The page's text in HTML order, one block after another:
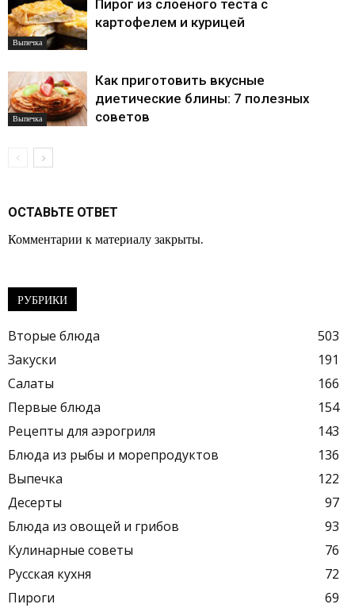
Выпечка
Пирог из слоеного теста с
картофелем и курицей
Выпечка
Как приготовить вкусные
диетические блины: 7 полезных
советов
ОСТАВЬТЕ ОТВЕТ
Комментарии к материалу закрыты.
РУБРИКИ
Вторые блюда
503
Закуски
191
Салаты
166
Первые блюда
154
Рецепты для аэрогриля
143
Блюда из рыбы и морепродуктов
136
Выпечка
122
Десерты
97
Блюда из овощей и грибов
93
Кулинарные советы
76
Русская кухня
72
Пироги
69